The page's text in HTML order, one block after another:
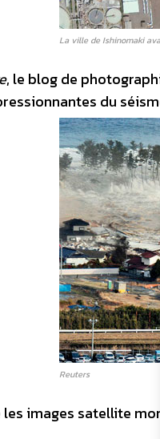
La ville de Ishinomaki
, le blog de
du
Reuters
images satellite